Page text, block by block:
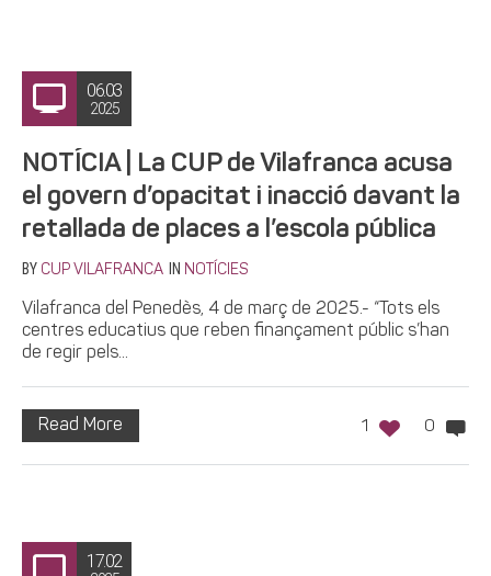
06.03
2025
NOTÍCIA | La CUP de Vilafranca acusa
el govern d’opacitat i inacció davant la
retallada de places a l’escola pública
BY CUP VILAFRANCA IN NOTÍCIES
Vilafranca del Penedès, 4 de març de 2025.- “Tots els
centres educatius que reben finançament públic s’han
de regir pels...
1 0
Read More
17.02